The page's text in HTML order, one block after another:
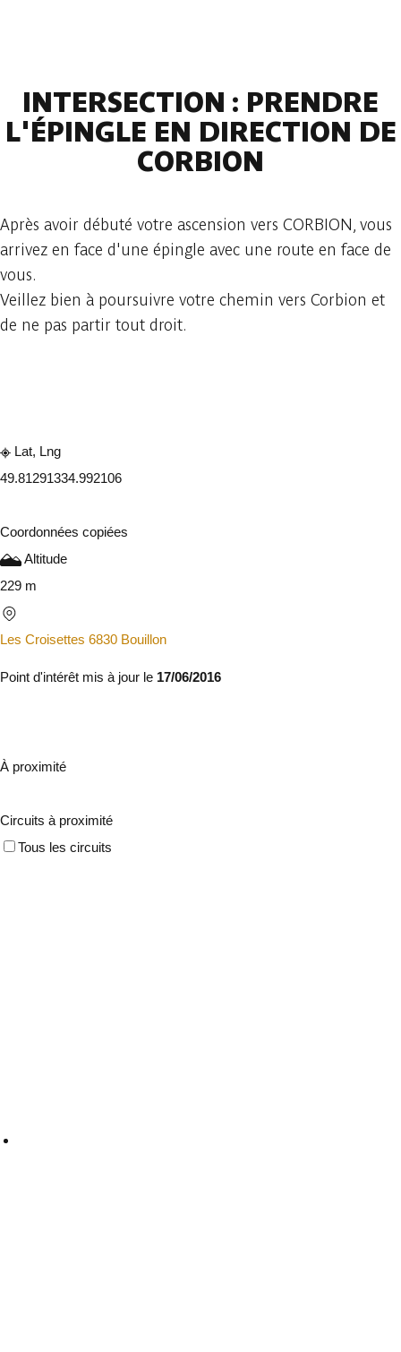
INTERSECTION : PRENDRE
L'ÉPINGLE EN DIRECTION DE
CORBION
Après avoir débuté votre ascension vers CORBION, vous
arrivez en face d'une épingle avec une route en face de
vous.
Veillez bien à poursuivre votre chemin vers Corbion et
de ne pas partir tout droit.
Lat, Lng
49.81291334.992106
Coordonnées copiées
Altitude
229 m
Les Croisettes 6830 Bouillon
Point d'intérêt mis à jour le 17/06/2016
À proximité
Circuits à proximité
Tous les circuits